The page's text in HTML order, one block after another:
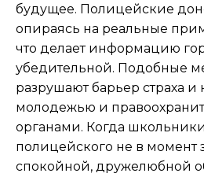
будущее. Полицейские
опираясь на реальные
что делает информацию
убедительной. Подобные
разрушают барьер страха
молодежью и
органами. Когда
полицейского не в момент
спокойной, дружелюбной